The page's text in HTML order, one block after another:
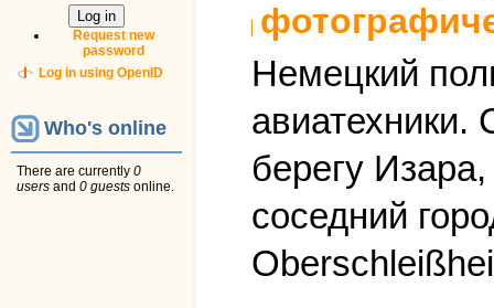
Request new
password
Log in using OpenID
Who's online
There are currently 0
users and 0 guests online.
Немецкий
авиатехники.
берегу
соседний